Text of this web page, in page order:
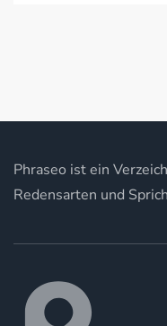
Phraseo ist ein
Redensarten und